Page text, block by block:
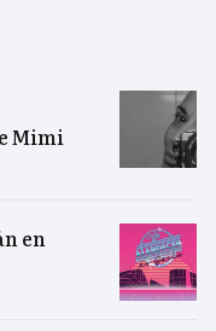
Mimi
en